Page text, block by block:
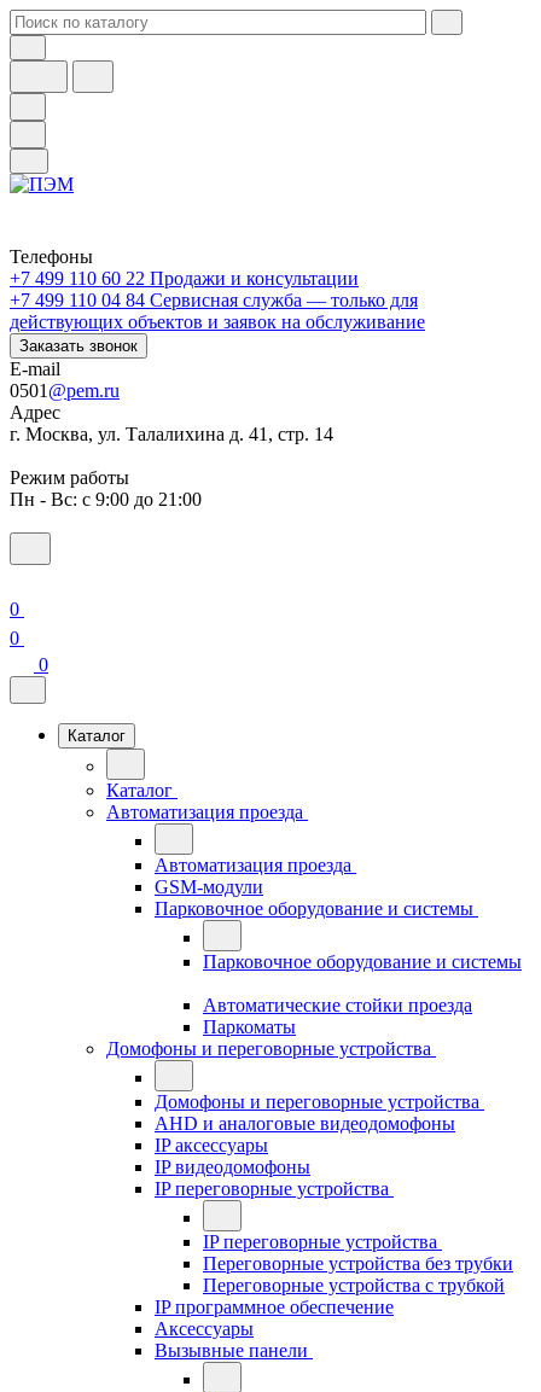
Телефоны
+7 499 110 60 22 Продажи и консультации
+7 499 110 04 84 Сервисная служба — только для
действующих объектов и заявок на обслуживание
Заказать звонок
E-mail
0501 @pem.ru
Адрес
г. Москва, ул. Талалихина д. 41, стр. 14
Режим работы
Пн - Вс: с 9:00 до 21:00
0
0
0
Каталог
Каталог
Автоматизация проезда
Автоматизация проезда
GSM-модули
Парковочное оборудование и системы
Парковочное оборудование и системы
Автоматические стойки проезда
Паркоматы
Домофоны и переговорные устройства
Домофоны и переговорные устройства
AHD и аналоговые видеодомофоны
IP аксессуары
IP видеодомофоны
IP переговорные устройства
IP переговорные устройства
Переговорные устройства без трубки
Переговорные устройства с трубкой
IP программное обеспечение
Аксессуары
Вызывные панели